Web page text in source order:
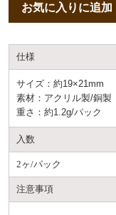
お気に入りに追加
仕様
サイズ：約19×21mm
素材：アクリル製/銅製
重さ：約1.2g/パック
入数
2ヶ/パック
注意事項